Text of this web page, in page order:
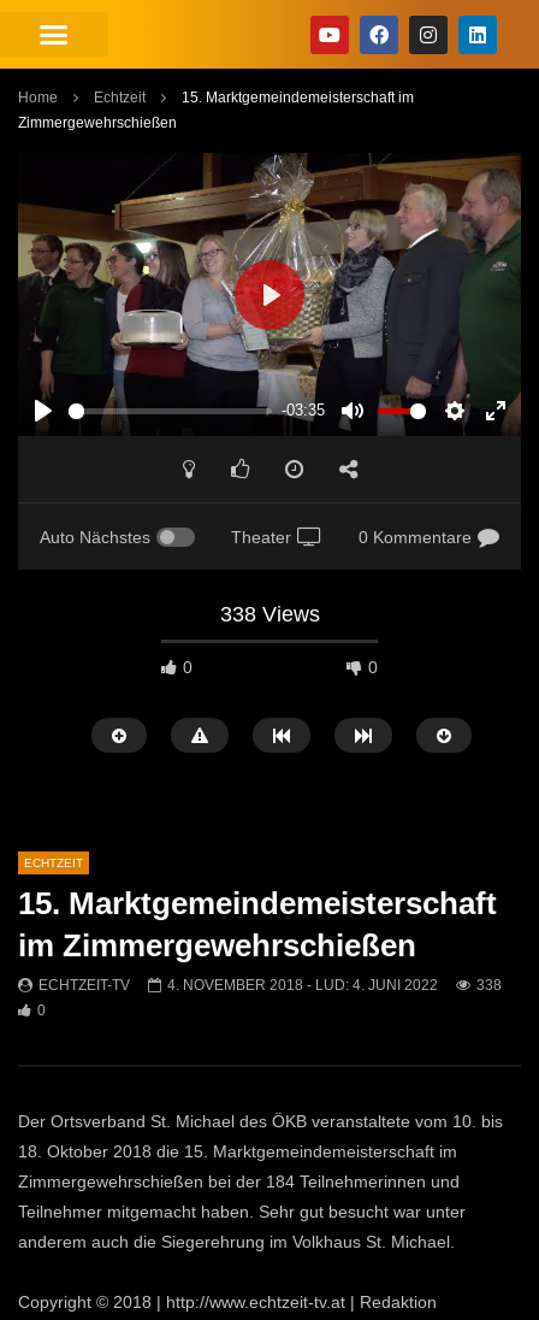
Home Echtzeit
15. Marktgemeindemeisterschaft im
Zimmergewehrschießen
PLAY
-03:35
MUTE SETTINGS
PLAY
Auto Nächstes Theater 0 Kommentare
338 Views
0 0
Mittendrin
ECHTZEIT-TV
Kammern
ECHTZEIT
15. Marktgemeindemeisterschaft
im Zimmergewehrschießen
ECHTZEIT-TV 4. NOVEMBER 2018 - LUD: 4. JUNI 2022
338
0
Der Ortsverband St. Michael des ÖKB veranstaltete vom 10. bis
18. Oktober 2018 die 15. Marktgemeindemeisterschaft im
Zimmergewehrschießen bei der 184 Teilnehmerinnen und
Teilnehmer mitgemacht haben. Sehr gut besucht war unter
anderem auch die Siegerehrung im Volkhaus St. Michael.
Copyright © 2018 | http://www.echtzeit-tv.at | Redaktion